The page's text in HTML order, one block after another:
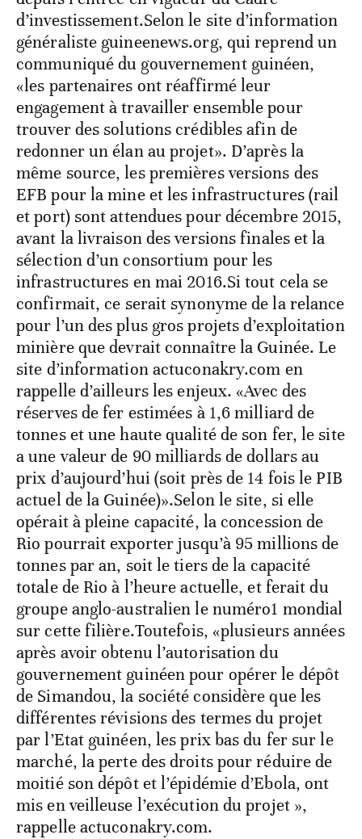
d’investissement.Selon le site d’information
généraliste guineenews.org, qui reprend un
communiqué du gouvernement guinéen,
«les partenaires ont réaffirmé leur
engagement à travailler ensemble pour
trouver des solutions crédibles afin de
redonner un élan au projet». D’après la
même source, les premières versions des
EFB pour la mine et les infrastructures (rail
et port) sont attendues pour décembre 2015,
avant la livraison des versions finales et la
sélection d’un consortium pour les
infrastructures en mai 2016.Si tout cela se
confirmait, ce serait synonyme de la relance
pour l’un des plus gros projets d’exploitation
minière que devrait connaître la Guinée. Le
site d’information actuconakry.com en
rappelle d’ailleurs les enjeux. «Avec des
réserves de fer estimées à 1,6 milliard de
tonnes et une haute qualité de son fer, le site
a une valeur de 90 milliards de dollars au
prix d’aujourd’hui (soit près de 14 fois le PIB
actuel de la Guinée)».Selon le site, si elle
opérait à pleine capacité, la concession de
Rio pourrait exporter jusqu’à 95 millions de
tonnes par an, soit le tiers de la capacité
totale de Rio à l’heure actuelle, et ferait du
groupe anglo-australien le numéro1 mondial
sur cette filière.Toutefois, «plusieurs années
après avoir obtenu l’autorisation du
gouvernement guinéen pour opérer le dépôt
de Simandou, la société considère que les
différentes révisions des termes du projet
par l’Etat guinéen, les prix bas du fer sur le
marché, la perte des droits pour réduire de
moitié son dépôt et l’épidémie d’Ebola, ont
mis en veilleuse l’exécution du projet »,
rappelle actuconakry.com.